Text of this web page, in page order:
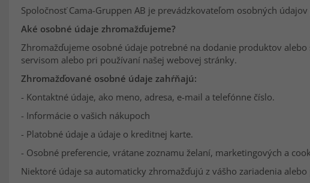
Spoločnosť Cama-Gruppen AB je prevádzkovateľom osobných
Aké osobné údaje zhromažďujeme?
Zhromažďujeme osobné údaje potrebné na dodanie produktov
servisom alebo pri používaní našej webovej stránky.
Zhromažďované osobné údaje zahŕňajú:
- Kontaktné údaje, ako meno, adresa, e-mail a telefónne číslo.
- Informácie o vašich nákupoch
- Platobné údaje a údaje o kreditnej karte.
- Osobné preferencie, vrátane zoznamu želaní, marketingových a
Niektoré údaje sa automaticky zhromažďujú z vášho zariadenia